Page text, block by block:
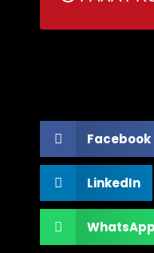
Facebook
LinkedIn
WhatsApp